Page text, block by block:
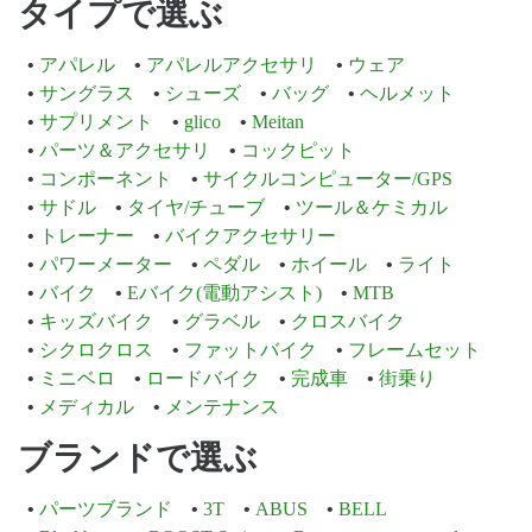
タイプで選ぶ
アパレル アパレルアクセサリ
ウェア
サングラス
シューズ バッグ
ヘルメット
サプリメント
glico
Meitan
パーツ＆アクセサリ
コックピット
コンポーネント
サイクルコンピューター/GPS
サドル
タイヤ/チューブ
ツール＆ケミカル
トレーナー
バイクアクセサリー
パワーメーター
ペダル ホイール
ライト
バイク
Eバイク(電動アシスト)
MTB
キッズバイク
グラベル
クロスバイク
シクロクロス
ファットバイク
フレームセット
ミニベロ
ロードバイク 完成車
街乗り
メディカル
メンテナンス
ブランドで選ぶ
パーツブランド 3T ABUS
BELL